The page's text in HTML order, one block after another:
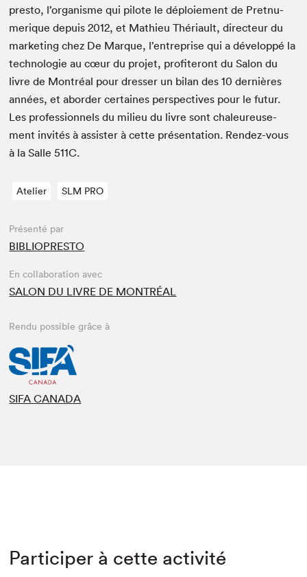
presto, l’or­gan­isme qui pilote le déploiement de Pret­nu­
merique depuis2012, et Math­ieu Théri­ault, directeur du
mar­ket­ing chez De Mar­que, l’en­tre­prise qui a dévelop­pé la
tech­nolo­gie au cœur du pro­jet, prof­iteront du Salon du
livre de Mon­tréal pour dress­er un bilan des10 dernières
années, et abor­der cer­taines per­spec­tives pour le futur.
Les pro­fes­sion­nels du milieu du livre sont chaleureuse­
ment invités à assis­ter à cette présen­ta­tion. Ren­dez-vous
à la Salle511C.
Atelier SLM PRO
Présenté par
BIBLIOPRESTO
En collaboration avec
SALON DU LIVRE DE MONTRÉAL
Rendu possible grâce à
SIFA CANADA
Participer à cette activité